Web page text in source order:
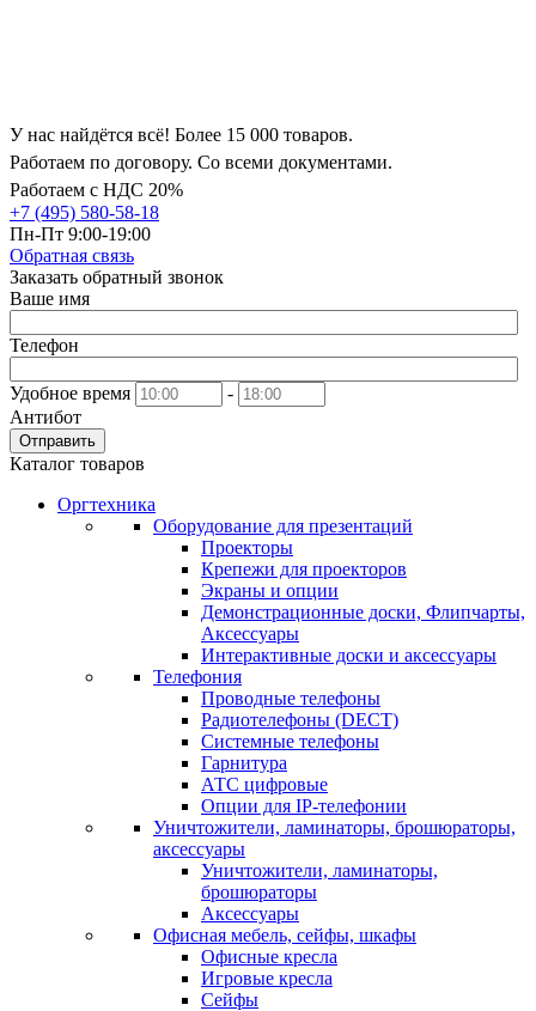
У нас найдётся всё! Более 15 000 товаров.
Работаем по договору. Со всеми документами.
Работаем с НДС 20%
+7 (495) 580-58-18
Пн-Пт 9:00-19:00
Обратная связь
Заказать обратный звонок
Ваше имя
Телефон
Удобное время
-
Антибот
Отправить
Каталог товаров
Оргтехника
Оборудование для презентаций
Проекторы
Крепежи для проекторов
Экраны и опции
Демонстрационные доски, Флипчарты,
Аксессуары
Интерактивные доски и аксессуары
Телефония
Проводные телефоны
Радиотелефоны (DECT)
Системные телефоны
Гарнитура
АТС цифровые
Опции для IP-телефонии
Уничтожители, ламинаторы, брошюраторы,
аксессуары
Уничтожители, ламинаторы,
брошюраторы
Аксессуары
Офисная мебель, сейфы, шкафы
Офисные кресла
Игровые кресла
Сейфы